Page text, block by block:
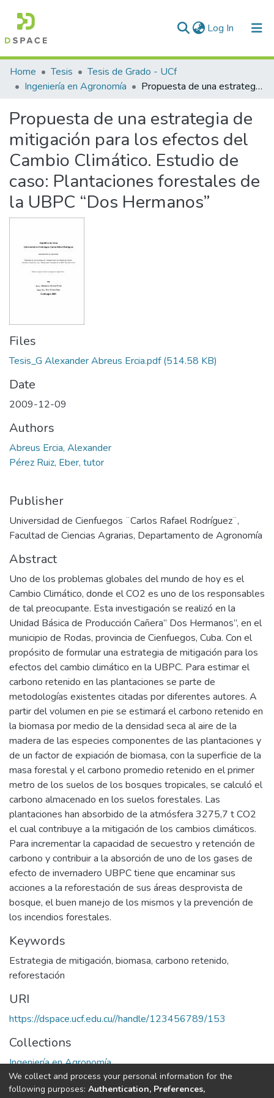
Log In (current)
Communities & Collections
All of DSpace
Statistics
Home Tesis
Tesis de Grado - UCf
Ingeniería en Agronomía
Propuesta de una estrategia de mitigación para los efectos del Cambio Climático. Estudio de caso: Plantaciones forestales de la UBPC “Dos Hermanos”
Propuesta de una estrategia de
mitigación para los efectos del
Cambio Climático. Estudio de
caso: Plantaciones forestales de
la UBPC “Dos Hermanos”
Files
Tesis_G Alexander Abreus Ercia.pdf(514.58 KB)
Date
2009-12-09
Authors
Abreus Ercia, Alexander
Pérez Ruiz, Eber, tutor
Publisher
Universidad de Cienfuegos ¨Carlos Rafael Rodríguez¨,
Facultad de Ciencias Agrarias, Departamento de Agronomía
Abstract
Uno de los problemas globales del mundo de hoy es el
Cambio Climático, donde el CO2 es uno de los responsables
de tal preocupante. Esta investigación se realizó en la
Unidad Básica de Producción Cañera” Dos Hermanos”, en el
municipio de Rodas, provincia de Cienfuegos, Cuba. Con el
propósito de formular una estrategia de mitigación para los
efectos del cambio climático en la UBPC. Para estimar el
carbono retenido en las plantaciones se parte de
metodologías existentes citadas por diferentes autores. A
partir del volumen en pie se estimará el carbono retenido en
la biomasa por medio de la densidad seca al aire de la
madera de las especies componentes de las plantaciones y
de un factor de expiación de biomasa, con la superficie de la
masa forestal y el carbono promedio retenido en el primer
metro de los suelos de los bosques tropicales, se calculó el
carbono almacenado en los suelos forestales. Las
plantaciones han absorbido de la atmósfera 3275,7 t CO2
el cual contribuye a la mitigación de los cambios climáticos.
Para incrementar la capacidad de secuestro y retención de
carbono y contribuir a la absorción de uno de los gases de
efecto de invernadero UBPC tiene que encaminar sus
acciones a la reforestación de sus áreas desprovista de
bosque, el buen manejo de los mismos y la prevención de
los incendios forestales.
Keywords
Estrategia de mitigación, biomasa, carbono retenido,
reforestación
URI
https://dspace.ucf.edu.cu//handle/123456789/153
Collections
Ingeniería en Agronomía
Full item page
We collect and process your personal information for the
following purposes: Authentication, Preferences,